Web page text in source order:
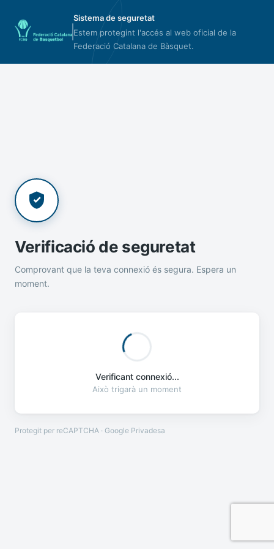
Sistema de seguretat
Estem protegint l'accés al web oficial de la
Federació Catalana de Bàsquet.
Verificació de seguretat
Comprovant que la teva connexió és segura. Espera un
moment.
Verificant connexió...
Això trigarà un moment
Protegit per reCAPTCHA · Google Privadesa